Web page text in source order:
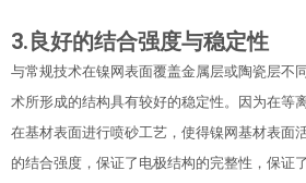
3.良好的结合强度与稳定性
与常规技术在镍网表面覆盖金属层或陶瓷层不
术所形成的结构具有较好的稳定性。因为在等
在基材表面进行喷砂工艺，使得镍网基材表面
的结合强度，保证了电极结构的完整性，保证